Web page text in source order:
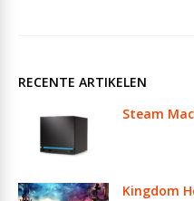
RECENTE ARTIKELEN
Steam
Kingdom